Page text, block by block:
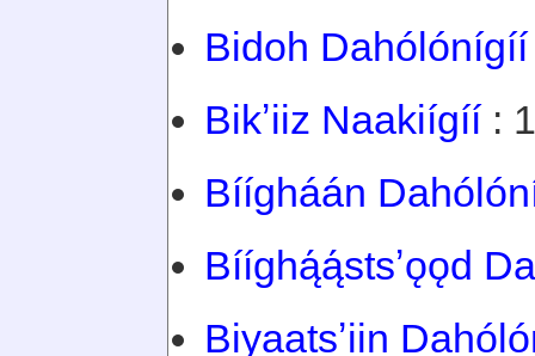
Bidoh Dahólónígíí
Bikʼiiz Naakiígíí:
Bíígháán
Bííghą́ą́stsʼǫǫd
Biyaatsʼiin